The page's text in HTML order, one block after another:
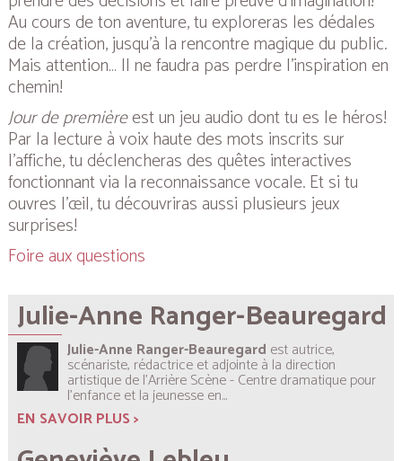
Au cours de ton aventure, tu exploreras les dédales
de la création, jusqu’à la rencontre magique du public.
Mais attention… Il ne faudra pas perdre l’inspiration en
chemin!
Jour de premièreest un jeu audio dont tu es le héros!
Par la lecture à voix haute des mots inscrits sur
l’affiche, tu déclencheras des quêtes interactives
fonctionnant via la reconnaissance vocale. Et si tu
ouvres l'œil, tu découvriras aussi plusieurs jeux
surprises!
Foire aux questions
Julie-Anne Ranger-Beauregard
Julie-Anne Ranger-Beauregard est autrice,
scénariste, rédactrice et adjointe à la direction
artistique de l’Arrière Scène - Centre dramatique pour
l'enfance et la jeunesse en...
EN SAVOIR PLUS >